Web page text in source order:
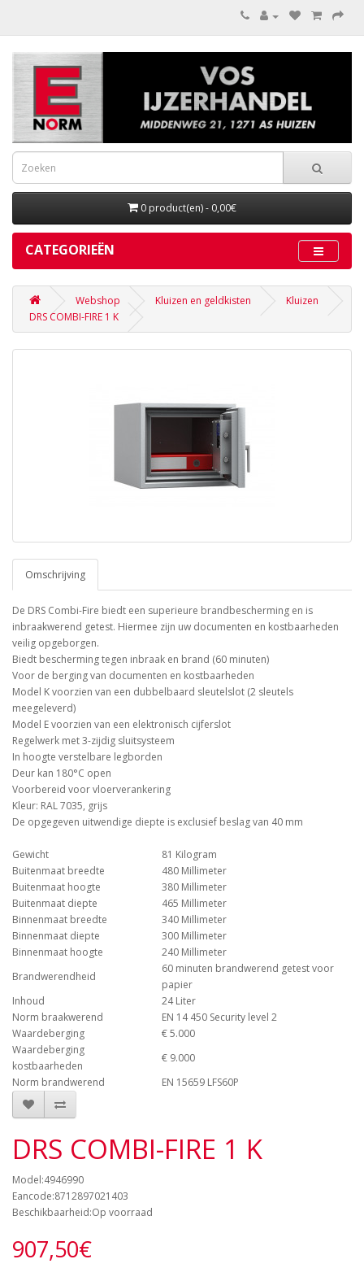
0 product(en) - 0,00€
CATEGORIEËN
Webshop Kluizen en geldkisten
Kluizen
DRS COMBI-FIRE 1 K
Omschrijving
De DRS Combi-Fire biedt een superieure brandbescherming en is
inbraakwerend getest. Hiermee zijn uw documenten en kostbaarheden
veilig opgeborgen.
Biedt bescherming tegen inbraak en brand (60 minuten)
Voor de berging van documenten en kostbaarheden
Model K voorzien van een dubbelbaard sleutelslot (2 sleutels
meegeleverd)
Model E voorzien van een elektronisch cijferslot
Regelwerk met 3-zijdig sluitsysteem
In hoogte verstelbare legborden
Deur kan 180°C open
Voorbereid voor vloerverankering
Kleur: RAL 7035, grijs
De opgegeven uitwendige diepte is exclusief beslag van 40 mm
Gewicht
81 Kilogram
Buitenmaat breedte
480 Millimeter
Buitenmaat hoogte
380 Millimeter
Buitenmaat diepte
465 Millimeter
Binnenmaat breedte
340 Millimeter
Binnenmaat diepte
300 Millimeter
Binnenmaat hoogte
240 Millimeter
Brandwerendheid
60 minuten brandwerend getest voor
papier
Inhoud
24 Liter
Norm braakwerend
EN 14 450 Security level 2
Waardeberging
€ 5.000
Waardeberging
kostbaarheden
€ 9.000
Norm brandwerend
EN 15659 LFS60P
DRS COMBI-FIRE 1 K
Model:4946990
Eancode:8712897021403
Beschikbaarheid:Op voorraad
907,50€